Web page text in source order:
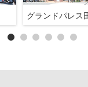
グランドパレス